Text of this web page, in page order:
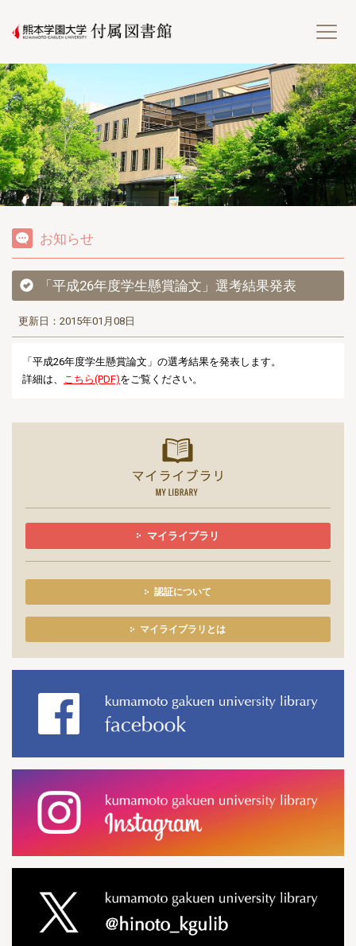
熊
お知らせ
「平成26年度学生懸賞論文」選考結果発表
更新日：2015年01月08日
「平成26年度学生懸賞論文」の選考結果を発表します。
詳細は、 こちら(PDF)をご覧ください。
マイライブラリ
認証について
マイライブラリとは